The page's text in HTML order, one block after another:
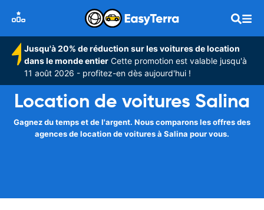
Jusqu'à 20% de réduction sur les voitures de location
dans le monde entier Cette promotion est valable jusqu'à
11 août 2026 - profitez-en dès aujourd'hui !
Location de voitures Salina
Gagnez du temps et de l'argent. Nous comparons les offres des
agences de location de voitures à Salina pour vous.